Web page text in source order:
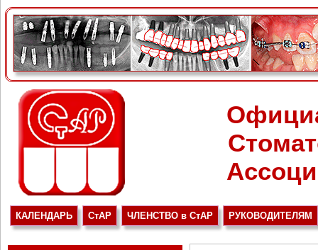
КАЛЕНДАРЬ СтАР ЧЛЕНСТВО в СтАР РУКОВОДИТЕЛЯМ